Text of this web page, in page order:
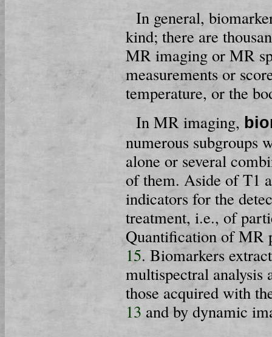
In general,
kind; there are
MR imaging or MR
measurements or
temperature, or the
In MR imaging,
numerous subgroups
alone or several
of them. Aside of T1
indicators for the
treatment, i.e., of
Quantification of MR
15. Biomarkers
multispectral
those acquired with
13 and by dynamic